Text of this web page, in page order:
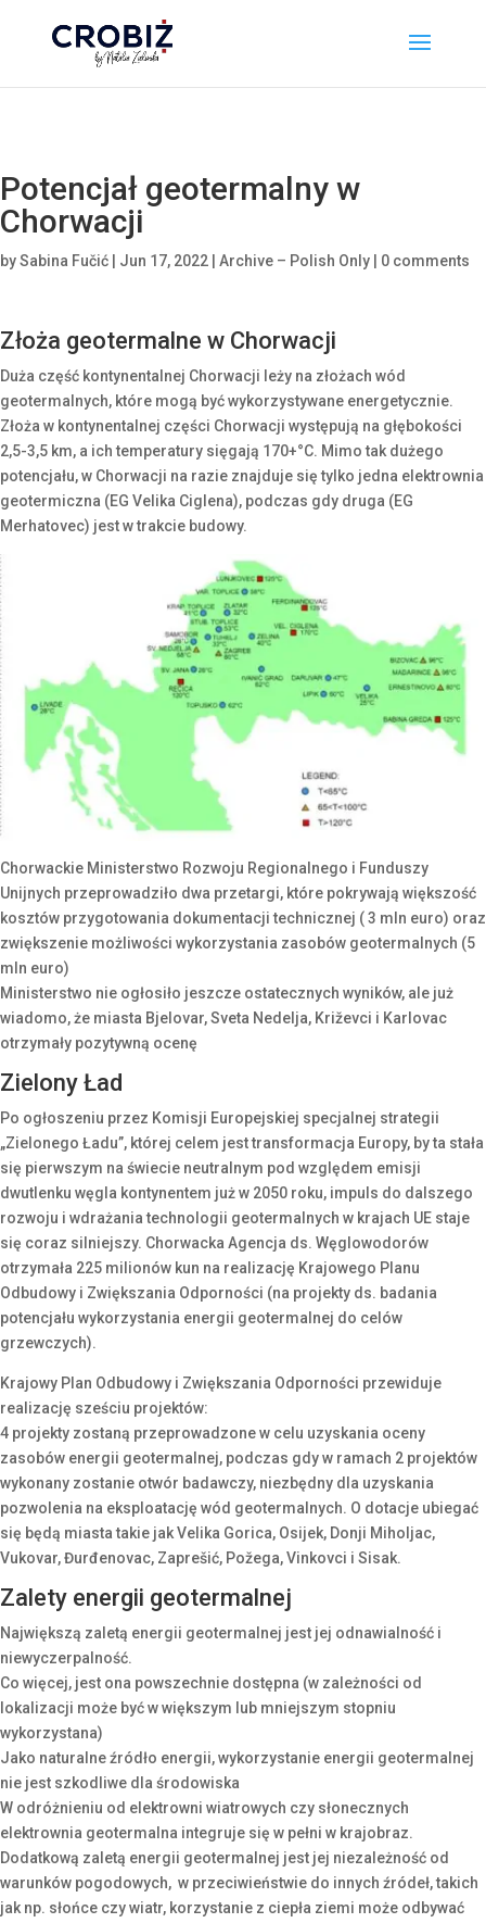
Potencjał geotermalny w
Chorwacji
bySabina Fučić Jun 17, 2022 Archive – Polish Only 0 comments
Złoża geotermalne w Chorwacji
Duża część kontynentalnej Chorwacji leży na złożach wód
geotermalnych, które mogą być wykorzystywane energetycznie.
Złoża w kontynentalnej części Chorwacji występują na głębokości
2,5-3,5 km, a ich temperatury sięgają 170+°C. Mimo tak dużego
potencjału, w Chorwacji na razie znajduje się tylko jedna elektrownia
geotermiczna (EG Velika Ciglena), podczas gdy druga (EG
Merhatovec) jest w trakcie budowy.
Chorwackie Ministerstwo Rozwoju Regionalnego i Funduszy
Unijnych przeprowadziło dwa przetargi, które pokrywają większość
kosztów przygotowania dokumentacji technicznej ( 3 mln euro) oraz
zwiększenie możliwości wykorzystania zasobów geotermalnych (5
mln euro)
Ministerstwo nie ogłosiło jeszcze ostatecznych wyników, ale już
wiadomo, że miasta Bjelovar, Sveta Nedelja, Križevci i Karlovac
otrzymały pozytywną ocenę
Zielony Ład
Po ogłoszeniu przez Komisji Europejskiej specjalnej strategii
„Zielonego Ładu”, której celem jest transformacja Europy, by ta stała
się pierwszym na świecie neutralnym pod względem emisji
dwutlenku węgla kontynentem już w 2050 roku, impuls do dalszego
rozwoju i wdrażania technologii geotermalnych w krajach UE staje
się coraz silniejszy. Chorwacka Agencja ds. Węglowodorów
otrzymała 225 milionów kun na realizację Krajowego Planu
Odbudowy i Zwiększania Odporności (na projekty ds. badania
potencjału wykorzystania energii geotermalnej do celów
grzewczych).
Krajowy Plan Odbudowy i Zwiększania Odporności przewiduje
realizację sześciu projektów:
4 projekty zostaną przeprowadzone w celu uzyskania oceny
zasobów energii geotermalnej, podczas gdy w ramach 2 projektów
wykonany zostanie otwór badawczy, niezbędny dla uzyskania
pozwolenia na eksploatację wód geotermalnych. O dotacje ubiegać
się będą miasta takie jak Velika Gorica, Osijek, Donji Miholjac,
Vukovar, Đurđenovac, Zaprešić, Požega, Vinkovci i Sisak.
Zalety energii geotermalnej
Największą zaletą energii geotermalnej jest jej odnawialność i
niewyczerpalność.
Co więcej, jest ona powszechnie dostępna (w zależności od
lokalizacji może być w większym lub mniejszym stopniu
wykorzystana)
Jako naturalne źródło energii, wykorzystanie energii geotermalnej
nie jest szkodliwe dla środowiska
W odróżnieniu od elektrowni wiatrowych czy słonecznych
elektrownia geotermalna integruje się w pełni w krajobraz.
Dodatkową zaletą energii geotermalnej jest jej niezależność od
warunków pogodowych, w przeciwieństwie do innych źródeł, takich
jak np. słońce czy wiatr, korzystanie z ciepła ziemi może odbywać